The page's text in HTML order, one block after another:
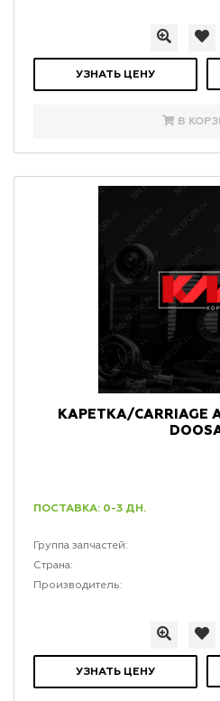
УЗНАТЬ ЦЕНУ
В
КАРЕТКА/CARRIAGE
ПОСТАВКА: 0-3 ДН.
Группа запчастей:
Страна:
Производитель:
УЗНАТЬ ЦЕНУ